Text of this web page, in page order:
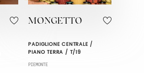
MONGETTO
PADIGLIONE CENTRALE /
PIANO TERRA / T/19
PIEMONTE